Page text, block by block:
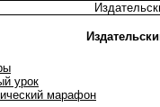
урок
марафон